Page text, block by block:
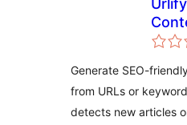
from
Generate SEO-
from URLs or
detects new articles